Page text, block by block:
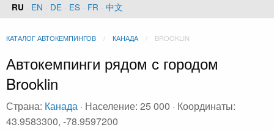
RU · EN · DE · ES · FR · 中文
КАТАЛОГ АВТОКЕМПИНГОВ КАНАДА BROOKLIN
Автокемпинги рядом с городом
Brooklin
Страна: Канада · Население: 25 000 · Координаты:
43.9583300, -78.9597200